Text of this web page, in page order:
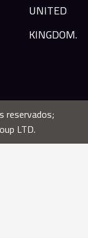
UNITED
KINGDOM.
reservados;
LTD.